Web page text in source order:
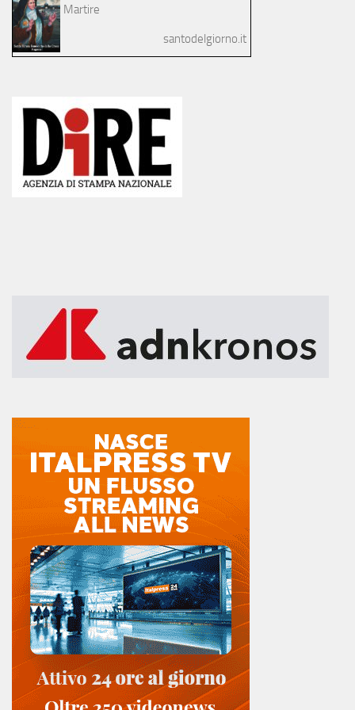
Martire
santodelgiorno.it